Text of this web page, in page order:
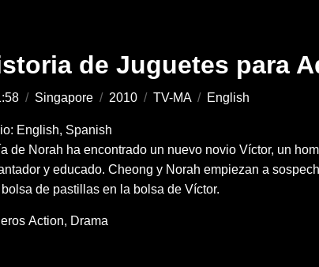
de Juguetes para
/ Singapore / 2010 / TV-MA / English
English, Spanish
de Norah ha encontrado un nuevo novio Víctor, un
y educado. Cheong y Norah empiezan a
de pastillas en la bolsa de Víctor.
Action Drama